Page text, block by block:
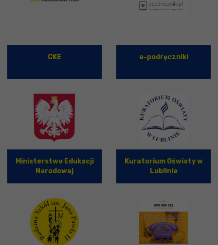
CKE e-podręczniki
Ministerstwo Edukacji
Narodowej
Kuratorium Oświaty w
Lublinie